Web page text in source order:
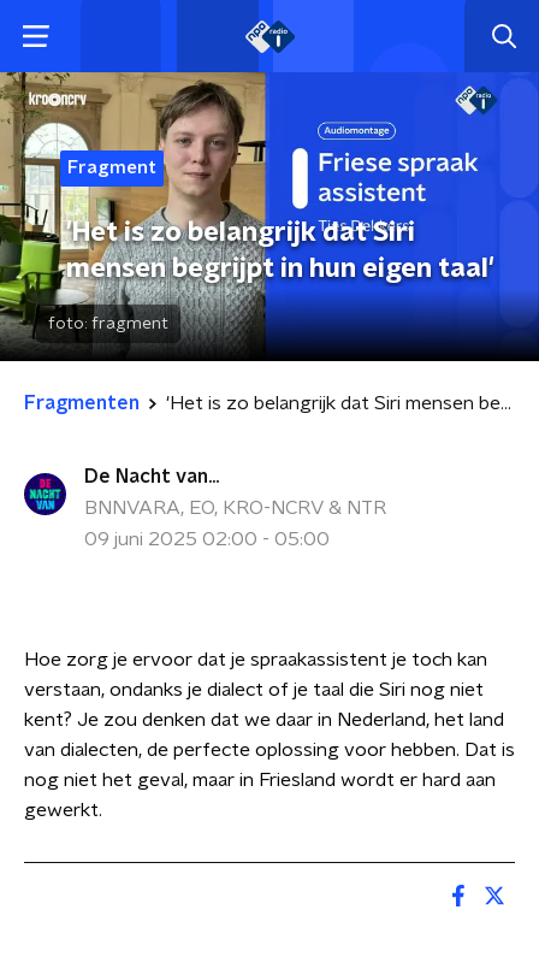
Fragment
'Het is zo belangrijk dat Siri
mensen begrijpt in hun eigen taal'
foto: fragment
Fragmenten 'Het is zo belangrijk dat Siri mensen begrijpt in hun eigen taal'
De Nacht van...
BNNVARA, EO, KRO-NCRV & NTR
09 juni 2025 02:00 - 05:00
Hoe zorg je ervoor dat je spraakassistent je toch kan
verstaan, ondanks je dialect of je taal die Siri nog niet
kent? Je zou denken dat we daar in Nederland, het land
van dialecten, de perfecte oplossing voor hebben. Dat is
nog niet het geval, maar in Friesland wordt er hard aan
gewerkt.